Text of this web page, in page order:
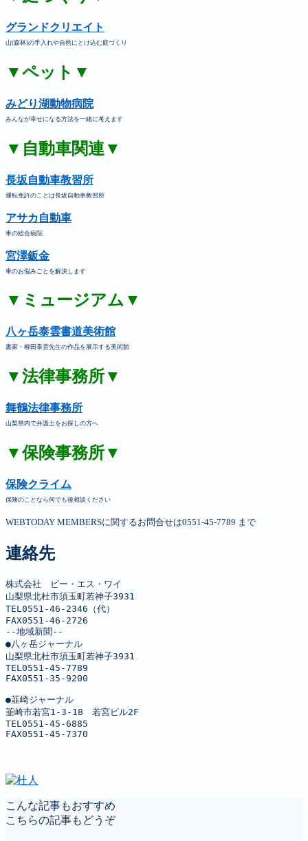
グランドクリエイト
山(森林)の手入れや自然にとけ込む庭づくり
▼ペット▼
みどり湖動物病院
みんなが幸せになる方法を一緒に考えます
▼自動車関連▼
長坂自動車教習所
運転免許のことは長坂自動車教習所
アサカ自動車
車の総合病院
宮澤鈑金
車のお悩みごとを解決します
▼ミュージアム▼
八ヶ岳泰雲書道美術館
書家・柳田泰雲先生の作品を展示する美術館
▼法律事務所▼
舞鶴法律事務所
山梨県内で弁護士をお探しの方へ
▼保険事務所▼
保険クライム
保険のことなら何でも後相談ください
WEBTODAY MEMBERSに関するお問合せは0551-45-7789 まで
連絡先
株式会社　ピー・エス・ワイ
山梨県北杜市須玉町若神子3931
TEL0551-46-2346（代）
FAX0551-46-2726
--地域新聞--
●八ヶ岳ジャーナル
山梨県北杜市須玉町若神子3931
TEL0551-45-7789
FAX0551-35-9200
●韮崎ジャーナル
韮崎市若宮1-3-18　若宮ビル2F
TEL0551-45-6885
FAX0551-45-7370
こんな記事もおすすめ
こちらの記事もどうぞ